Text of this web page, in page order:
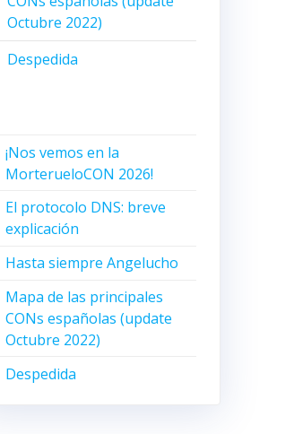
Octubre 2022)
Despedida
¡Nos vemos en la
MorterueloCON 2026!
El protocolo DNS: breve
explicación
Hasta siempre Angelucho
Mapa de las principales
CONs españolas (update
Octubre 2022)
Despedida